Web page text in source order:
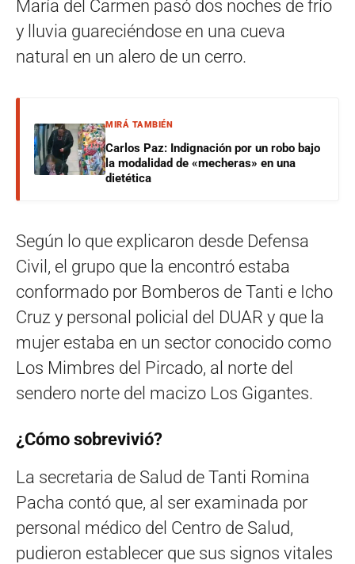
María del Carmen pasó dos noches de frío
y lluvia guareciéndose en una cueva
natural en un alero de un cerro.
MIRÁ TAMBIÉN
Carlos Paz: Indignación por un robo bajo
la modalidad de «mecheras» en una
dietética
Según lo que explicaron desde Defensa
Civil, el grupo que la encontró estaba
conformado por Bomberos de Tanti e Icho
Cruz y personal policial del DUAR y que la
mujer estaba en un sector conocido como
Los Mimbres del Pircado, al norte del
sendero norte del macizo Los Gigantes.
¿Cómo sobrevivió?
La secretaria de Salud de Tanti Romina
Pacha contó que, al ser examinada por
personal médico del Centro de Salud,
pudieron establecer que sus signos vitales